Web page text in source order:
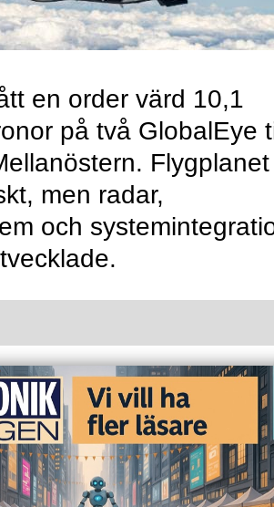
en order värd 10,1
på två GlobalEye
men radar,
och